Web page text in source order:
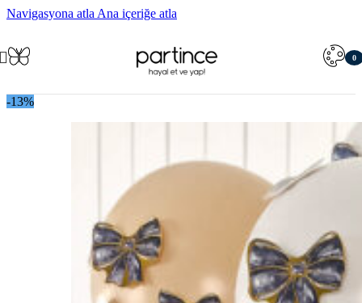
Navigasyona atla Ana içeriğe atla
0
-13%